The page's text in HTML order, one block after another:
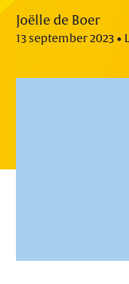
Joëlle de Boer
13 september 2023 •